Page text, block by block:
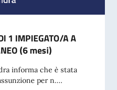
1 IMPIEGATO/A A
(6 mesi)
informa che è stata
per n....